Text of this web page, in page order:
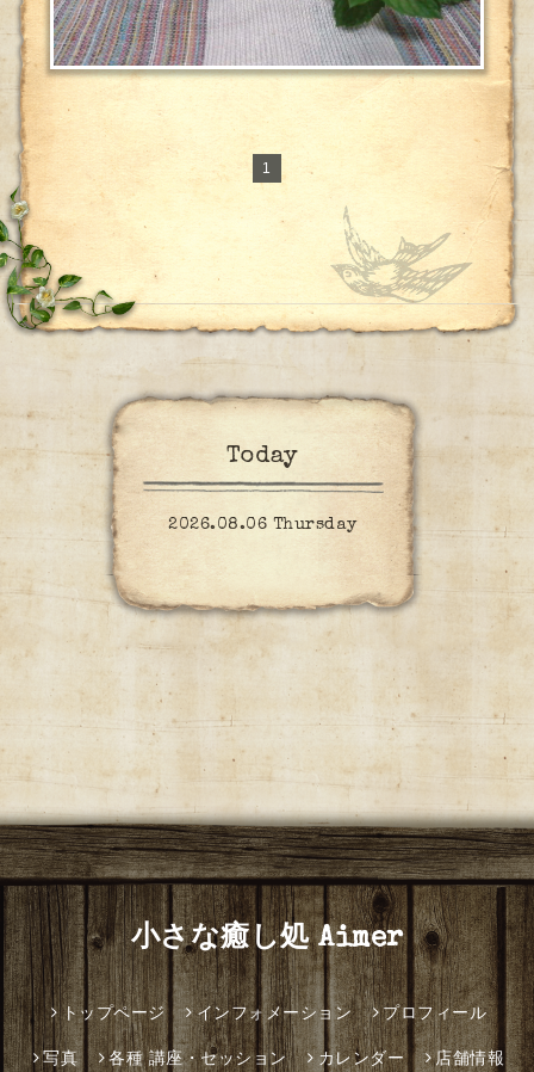
1
Today
2026.08.06 Thursday
小さな癒し処 Aimer
トップページ インフォメーション プロフィール
写真 各種 講座・セッション カレンダー 店舗情報